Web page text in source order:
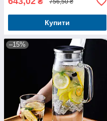
756,50 ₴
Купити
–15%